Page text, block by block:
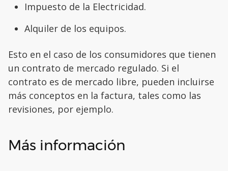
Impuesto de la Electricidad.
Alquiler de los equipos.
Esto en el caso de los consumidores que tienen
un contrato de mercado regulado. Si el
contrato es de mercado libre, pueden incluirse
más conceptos en la factura, tales como las
revisiones, por ejemplo.
Más información